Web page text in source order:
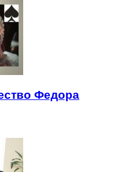
Федора